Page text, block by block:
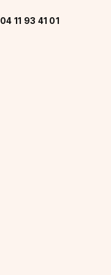
04 11 93 41 01